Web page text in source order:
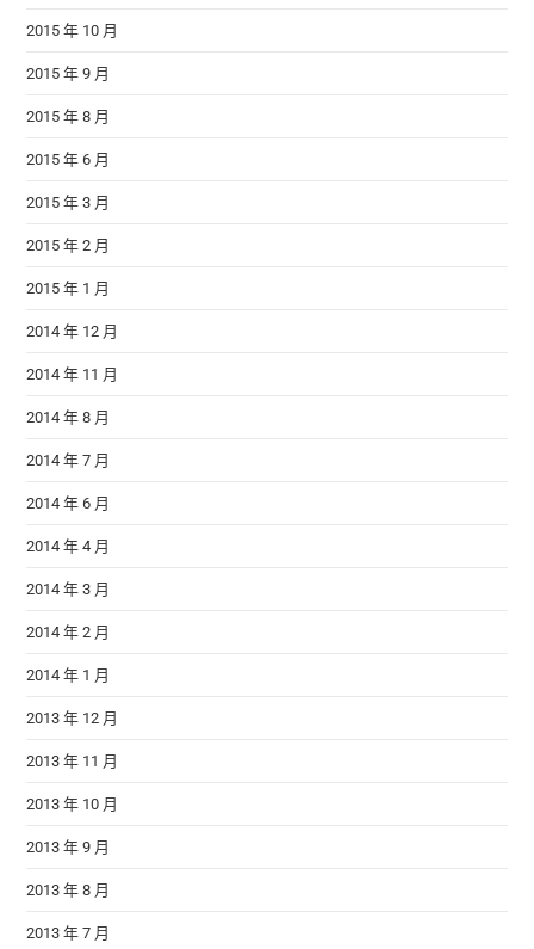
2015 年 10 月
2015 年 9 月
2015 年 8 月
2015 年 6 月
2015 年 3 月
2015 年 2 月
2015 年 1 月
2014 年 12 月
2014 年 11 月
2014 年 8 月
2014 年 7 月
2014 年 6 月
2014 年 4 月
2014 年 3 月
2014 年 2 月
2014 年 1 月
2013 年 12 月
2013 年 11 月
2013 年 10 月
2013 年 9 月
2013 年 8 月
2013 年 7 月